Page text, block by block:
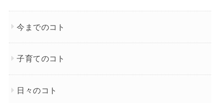
今までのコト
子育てのコト
日々のコト